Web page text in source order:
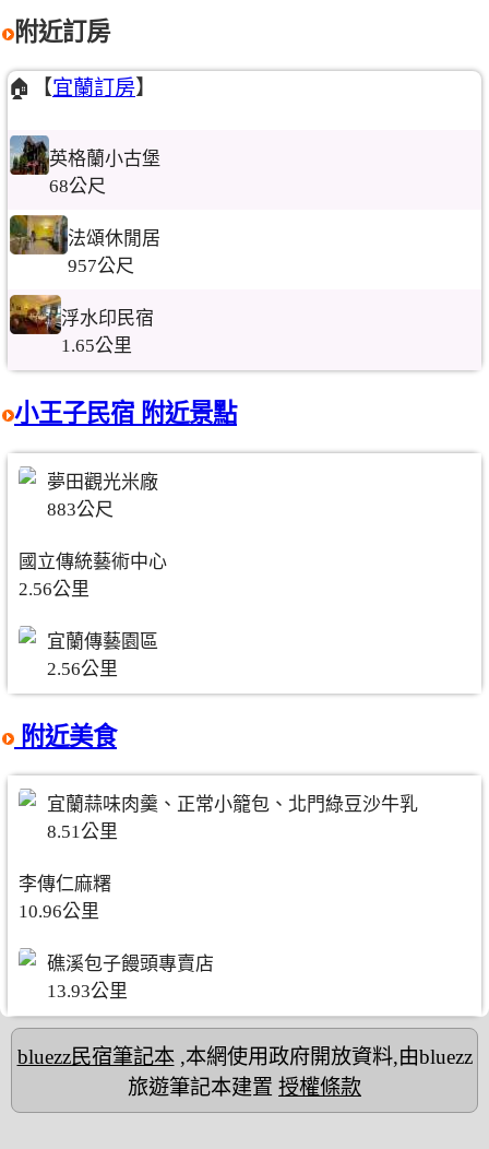
附近訂房
🏠【宜蘭訂房】
英格蘭小古堡
68公尺
法頌休閒居
957公尺
浮水印民宿
1.65公里
小王子民宿 附近景點
夢田觀光米廠
883公尺
國立傳統藝術中心
2.56公里
宜蘭傳藝園區
2.56公里
附近美食
宜蘭蒜味肉羹、正常小籠包、北門綠豆沙牛乳
8.51公里
李傳仁麻糬
10.96公里
礁溪包子饅頭專賣店
13.93公里
bluezz民宿筆記本,本網使用政府開放資料,由bluezz
旅遊筆記本建置 授權條款